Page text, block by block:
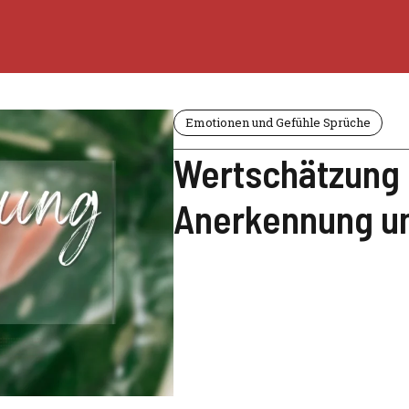
Emotionen und Gefühle Sprüche
Anerkennung